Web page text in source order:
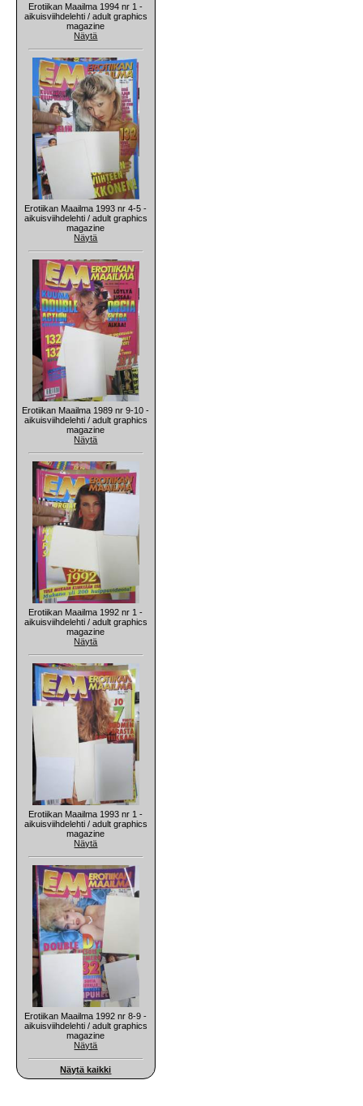
Erotiikan Maailma 1994 nr 1 -
aikuisviihdelehti / adult graphics
magazine
Näytä
Erotiikan Maailma 1993 nr 4-5 -
aikuisviihdelehti / adult graphics
magazine
Näytä
Erotiikan Maailma 1989 nr 9-10 -
aikuisviihdelehti / adult graphics
magazine
Näytä
Erotiikan Maailma 1992 nr 1 -
aikuisviihdelehti / adult graphics
magazine
Näytä
Erotiikan Maailma 1993 nr 1 -
aikuisviihdelehti / adult graphics
magazine
Näytä
Erotiikan Maailma 1992 nr 8-9 -
aikuisviihdelehti / adult graphics
magazine
Näytä
Näytä kaikki